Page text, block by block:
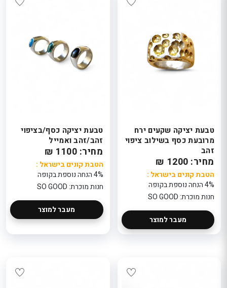
טבעת יציקה שקעים ירח
מרובעת כסף בשילוב ציפוי
זהב
מחיר: 1200 ₪
הטבת קונים בישראל :
4% הנחה נוספת בקופה
חנות מוכרת: SO GOOD
מעבר למוצר
טבעת יציקה כסף/בציפוי
זהב/זהב ואמייל
מחיר: 1100 ₪
הטבת קונים בישראל :
4% הנחה נוספת בקופה
חנות מוכרת: SO GOOD
מעבר למוצר